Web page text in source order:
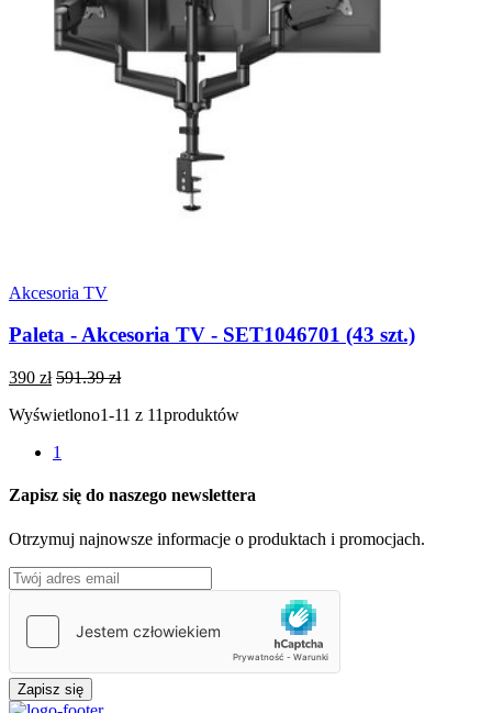
Akcesoria TV
Paleta - Akcesoria TV - SET1046701 (43 szt.)
390 zł 591.39 zł
Wyświetlono1-11 z 11produktów
1
Zapisz się do naszego newslettera
Otrzymuj najnowsze informacje o produktach i promocjach.
Zapisz się